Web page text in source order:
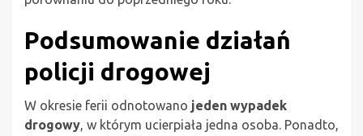
Podsumowanie działań
policji drogowej
W okresie ferii odnotowano jeden wypadek
drogowy, w którym ucierpiała jedna osoba. Ponadto,